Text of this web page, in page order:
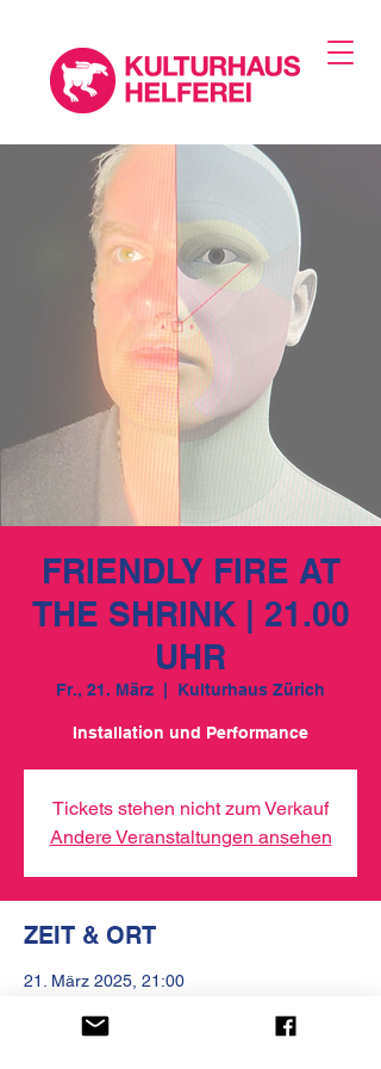
FRIENDLY FIRE AT
THE SHRINK | 21.00
UHR
Fr., 21. März Kulturhaus Zürich
Installation und Performance
Tickets stehen nicht zum Verkauf
Andere Veranstaltungen ansehen
ZEIT & ORT
21. März 2025, 21:00
Zürich, Schweiz